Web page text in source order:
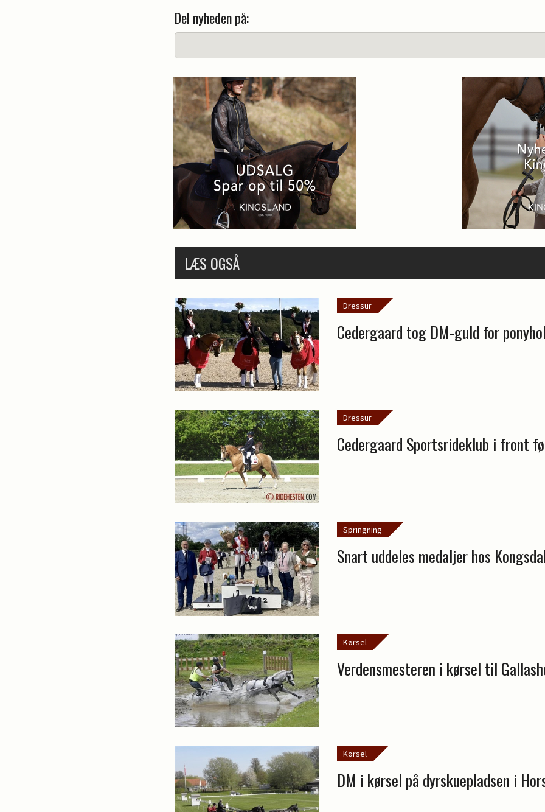
Del nyheden på:
LÆS OGSÅ
Dressur
Cedergaard tog DM-guld for
Dressur
Cedergaard Sportsrideklub i front
Springning
Snart uddeles medaljer hos
Kørsel
Verdensmesteren i kørsel til
Kørsel
DM i kørsel på dyrskuepladsen i